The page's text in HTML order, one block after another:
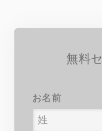
無料
お名前